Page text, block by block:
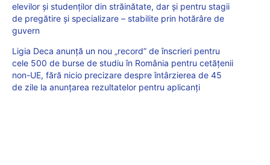
elevilor și studenților din străinătate, dar și pentru stagii
de pregătire și specializare – stabilite prin hotărâre de
guvern
Ligia Deca anunță un nou „record” de înscrieri pentru
cele 500 de burse de studiu în România pentru cetățenii
non-UE, fără nicio precizare despre întârzierea de 45
de zile la anunțarea rezultatelor pentru aplicanți